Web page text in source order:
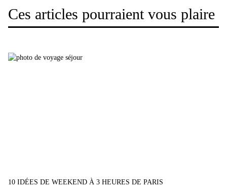
Ces articles pourraient vous plaire
10 IDÉES DE WEEKEND À 3 HEURES DE PARIS